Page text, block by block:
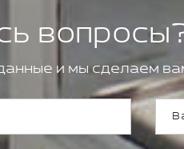
и мы сделаем